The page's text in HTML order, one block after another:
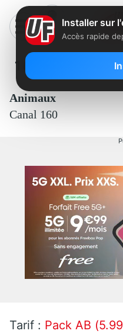
160 – Animaux
Animaux
Canal 160
Tarif : Pack AB
Installer sur
Accès rapide